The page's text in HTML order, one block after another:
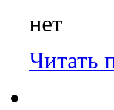
нет
Читать